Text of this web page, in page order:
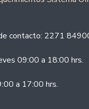
contacto: 2271
09:00 a 18:00 hrs.
a 17:00 hrs.